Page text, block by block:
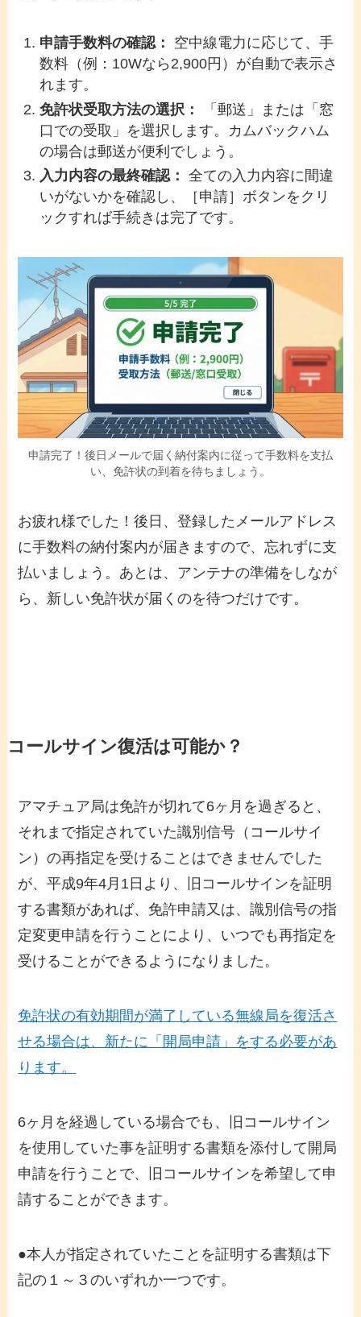
申請手数料の確認：
空中線電力に応じて、手
数料（例：10Wなら2,900円）が自動で表示さ
れます。
免許状受取方法の選択：
「郵送」または「窓
口での受取」を選択します。カムバックハム
の場合は郵送が便利でしょう。
入力内容の最終確認： 全ての入力内容に間違
いがないかを確認し、［申請］ボタンをクリ
ックすれば手続きは完了です。
申請完了！後日メールで届く納付案内に従って手数料を支払
い、免許状の到着を待ちましょう。
お疲れ様でした！後日、登録したメールアドレス
に手数料の納付案内が届きますので、忘れずに支
払いましょう。あとは、アンテナの準備をしなが
ら、新しい免許状が届くのを待つだけです。
コールサイン復活は可能か？
アマチュア局は免許が切れて6ヶ月を過ぎると、
それまで指定されていた識別信号（コールサイ
ン）の再指定を受けることはできませんでした
が、平成9年4月1日より、旧コールサインを証明
する書類があれば、免許申請又は、識別信号の指
定変更申請を行うことにより、いつでも再指定を
受けることができるようになりました。
免許状の有効期間が満了している無線局を復活さ
せる場合は、新たに「開局申請」をする必要があ
ります。
6ヶ月を経過している場合でも、旧コールサイン
を使用していた事を証明する書類を添付して開局
申請を行うことで、旧コールサインを希望して申
請することができます。
●本人が指定されていたことを証明する書類は下
記の１～３のいずれか一つです。